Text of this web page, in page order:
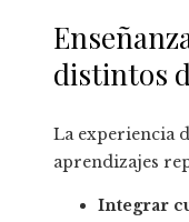
distintos
La experiencia
aprendizajes
Integrar